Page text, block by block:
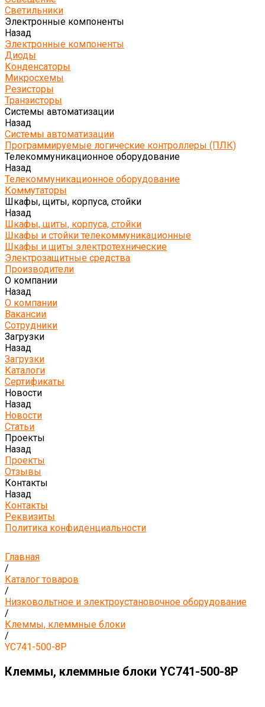
Светильники
Электронные компоненты
Назад
Электронные компоненты
Диоды
Конденсаторы
Микросхемы
Резисторы
Транзисторы
Системы автоматизации
Назад
Системы автоматизации
Программируемые логические контроллеры (ПЛК)
Телекоммуникационное оборудование
Назад
Телекоммуникационное оборудование
Коммутаторы
Шкафы, щиты, корпуса, стойки
Назад
Шкафы, щиты, корпуса, стойки
Шкафы и стойки телекоммуникационные
Шкафы и щиты электротехнические
Электрозащитные средства
Производители
О компании
Назад
О компании
Вакансии
Сотрудники
Загрузки
Назад
Загрузки
Каталоги
Сертификаты
Новости
Назад
Новости
Статьи
Проекты
Назад
Проекты
Отзывы
Контакты
Назад
Контакты
Реквизиты
Политика конфиденциальности
Главная
/
Каталог товаров
/
Низковольтное и электроустановочное оборудование
/
Клеммы, клеммные блоки
/
YC741-500-8P
Клеммы, клеммные блоки YC741-500-8P